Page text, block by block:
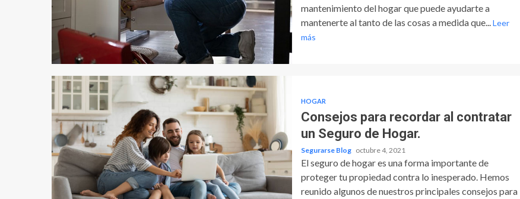
mantenimiento del hogar que puede ayudarte a
mantenerte al tanto de las cosas a medida que... Leer
más
HOGAR
Consejos para recordar al contratar
un Seguro de Hogar.
Segurarse Blog octubre 4, 2021
El seguro de hogar es una forma importante de
proteger tu propiedad contra lo inesperado. Hemos
reunido algunos de nuestros principales consejos para